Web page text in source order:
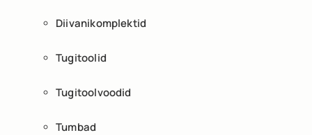
Diivanikomplektid
Tugitoolid
Tugitoolvoodid
Tumbad